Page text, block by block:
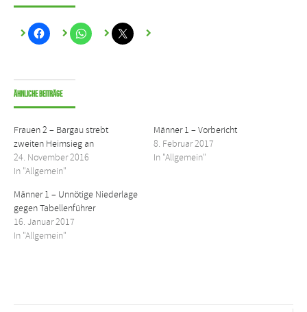
Ähnliche Beiträge
Frauen 2 – Bargau strebt
zweiten Heimsieg an
24. November 2016
In "Allgemein"
Männer 1 – Vorbericht
8. Februar 2017
In "Allgemein"
Männer 1 – Unnötige Niederlage
gegen Tabellenführer
16. Januar 2017
In "Allgemein"